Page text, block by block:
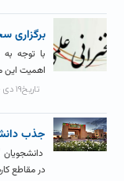
برگزاری
با توجه
اهمیت این
تاریخ۱۹ دی ۱۴۰۰
جذب
در مقاطع کارشناسی ارشد